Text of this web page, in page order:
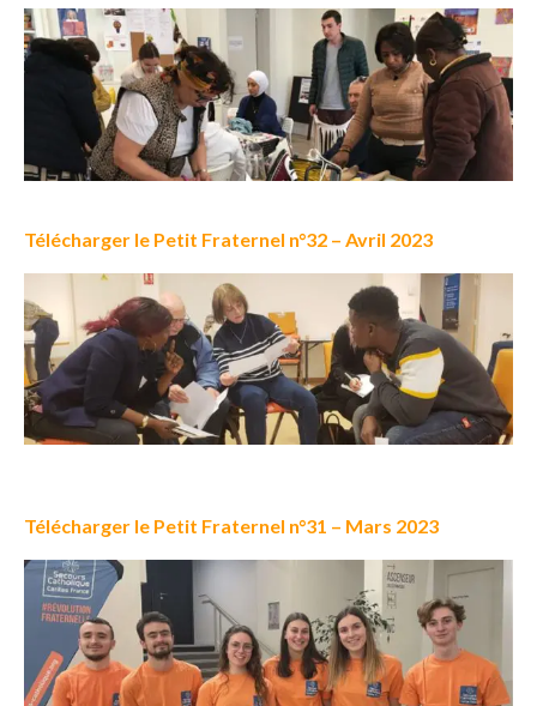
Télécharger le Petit Fraternel n°32 – Avril 2023
Télécharger le Petit Fraternel n°31 – Mars 2023